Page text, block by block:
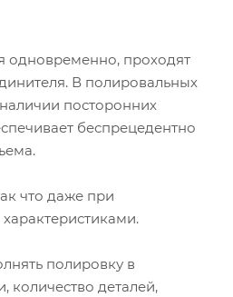
одновременно, проходят
В полировальных
посторонних
беспрецедентно
что даже при
полировку в
деталей,